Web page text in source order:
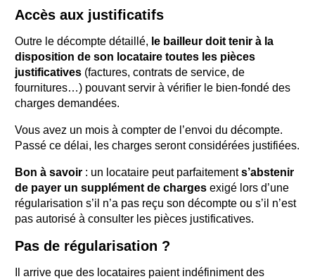
Accès aux justificatifs
Outre le décompte détaillé, le bailleur doit tenir à la
disposition de son locataire toutes les pièces
justificatives (factures, contrats de service, de
fournitures…) pouvant servir à vérifier le bien-fondé des
charges demandées.
Vous avez un mois à compter de l’envoi du décompte.
Passé ce délai, les charges seront considérées justifiées.
Bon à savoir : un locataire peut parfaitements’abstenir
de payer un supplément de charges exigé lors d’une
régularisation s’il n’a pas reçu son décompte ou s’il n’est
pas autorisé à consulter les pièces justificatives.
Pas de régularisation ?
Il arrive que des locataires paient indéfiniment des